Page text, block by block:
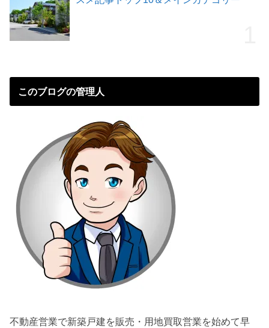
このブログの管理人
不動産営業で新築戸建を販売・用地買取営業を始めて早